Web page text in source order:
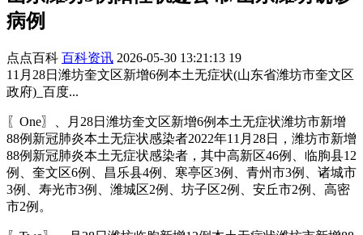
病例
点点百科 百科资讯 2026-05-30 13:21:13 19
11月28日潍坊奎文区新增6例本土无症状(山东省潍坊市奎文区
政府)_百度...
〖One〗、月28日潍坊奎文区新增6例本土无症状潍坊市新增
88例新冠肺炎本土无症状感染者2022年11月28日，潍坊市新增
88例新冠肺炎本土无症状感染者，其中高新区46例、临朐县12
例、奎文区6例、昌乐县4例、寒亭区3例、青州市3例、诸城市
3例、寿光市3例、潍城区2例、坊子区2例、安丘市2例、高密
市2例。